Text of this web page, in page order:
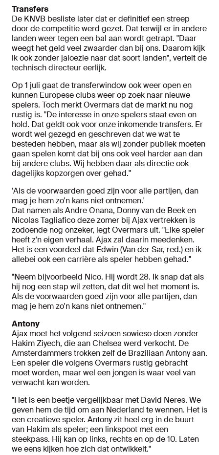
Transfers
De KNVB besliste later dat er definitief een streep
door de competitie werd gezet. Dat terwijl er in andere
landen weer tegen een bal aan wordt getrapt. "Daar
weegt het geld veel zwaarder dan bij ons. Daarom kijk
ik ook zonder jaloezie naar dat soort landen", vertelt de
technisch directeur eerlijk.
Op 1 juli gaat de transferwindow ook weer open en
kunnen Europese clubs weer op zoek naar nieuwe
spelers. Toch merkt Overmars dat de markt nu nog
rustig is. "De interesse in onze spelers staat even on
hold. Dat geldt ook voor onze inkomende transfers. Er
wordt wel gezegd en geschreven dat we wat te
besteden hebben, maar als wij zonder publiek moeten
gaan spelen komt dat bij ons ook veel harder aan dan
bij andere clubs. Wij hebben daar als directie ook
dagelijks kopzorgen over gehad."
'Als de voorwaarden goed zijn voor alle partijen, dan
mag je hem zo'n kans niet ontnemen.'
Dat namen als Andre Onana, Donny van de Beek en
Nicolas Tagliafico deze zomer bij Ajax vertrekken is
zodoende nog onzeker, legt Overmars uit. "Elke speler
heeft z'n eigen verhaal. Ajax zal daarin meedenken.
Het is een voordeel dat Edwin (Van der Sar, red.) en ik
allebei ook een carrière als speler hebben gehad."
"Neem bijvoorbeeld Nico. Hij wordt 28. Ik snap dat als
hij nog een stap wil zetten, dat dit wel het moment is.
Als de voorwaarden goed zijn voor alle partijen, dan
mag je hem zo'n kans niet ontnemen."
Antony
Ajax moet het volgend seizoen sowieso doen zonder
Hakim Ziyech, die aan Chelsea werd verkocht. De
Amsterdammers trokken zelf de Braziliaan Antony aan.
Een speler die volgens Overmars rustig gebracht
moet worden, maar wel een jongen is waar veel van
verwacht kan worden.
"Het is een beetje vergelijkbaar met David Neres. We
geven hem de tijd om aan Nederland te wennen. Het is
een creatieve speler. Antony zit heel erg in de buurt
van Hakim als speler; een linkspoot met een
steekpass. Hij kan op links, rechts en op de 10. Laten
we eens kijken hoe zich dat ontwikkelt."